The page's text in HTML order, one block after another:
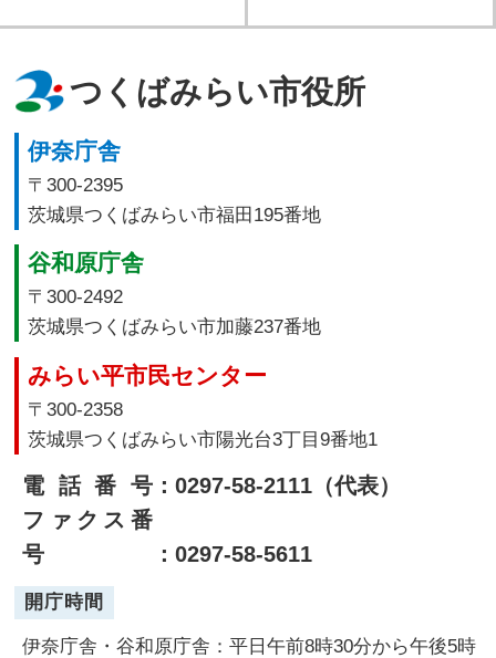
つくばみらい市役所
伊奈庁舎
〒300-2395
茨城県つくばみらい市福田195番地
谷和原庁舎
〒300-2492
茨城県つくばみらい市加藤237番地
みらい平市民センター
〒300-2358
茨城県つくばみらい市陽光台3丁目9番地1
電話番号：0297-58-2111（代表）
ファクス番
号
：0297-58-5611
開庁時間
伊奈庁舎・谷和原庁舎：平日午前8時30分から午後5時